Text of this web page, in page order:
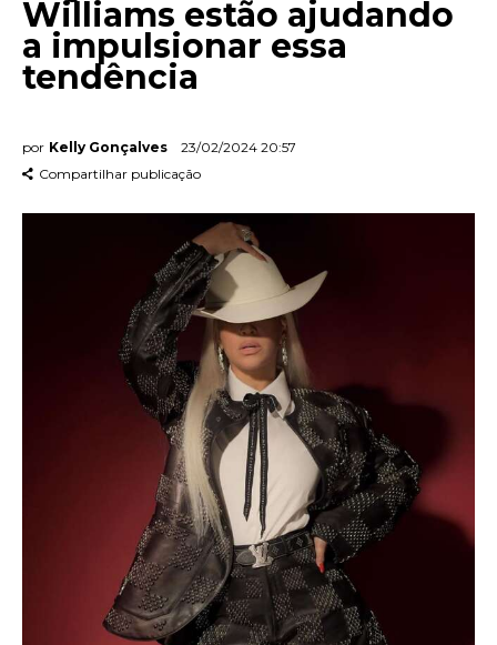
Williams estão ajudando
a impulsionar essa
tendência
por Kelly Gonçalves
23/02/2024 20:57
Compartilhar publicação